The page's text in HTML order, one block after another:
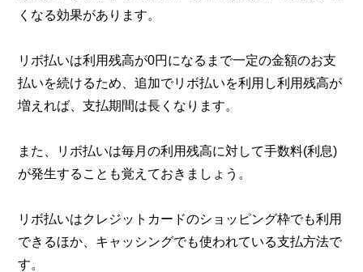
くなる効果があります。
リボ払いは利用残高が0円になるまで一定の金額のお支
払いを続けるため、追加でリボ払いを利用し利用残高が
増えれば、支払期間は長くなります。
また、リボ払いは毎月の利用残高に対して手数料(利息)
が発生することも覚えておきましょう。
リボ払いはクレジットカードのショッピング枠でも利用
できるほか、キャッシングでも使われている支払方法で
す。